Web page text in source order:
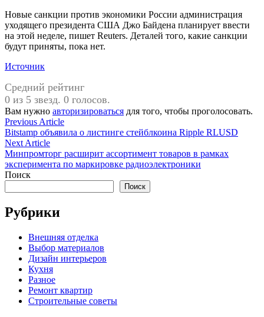
Новые санкции против экономики России администрация
уходящего президента США Джо Байдена планирует ввести
на этой неделе, пишет Reuters. Деталей того, какие санкции
будут приняты, пока нет.
Источник
Средний рейтинг
0 из 5 звезд. 0 голосов.
Вам нужно авторизироваться для того, чтобы проголосовать.
Навигация
по
записям
Previous ArticlePrevious
article:
Bitstamp объявила о листинге стейблкоина Ripple RLUSD
Next ArticleNext
article:
Минпромторг расширит ассортимент товаров в рамках
эксперимента по маркировке радиоэлектроники
Поиск
Поиск
Рубрики
Внешняя отделка
Выбор материалов
Дизайн интерьеров
Кухня
Разное
Ремонт квартир
Строительные советы